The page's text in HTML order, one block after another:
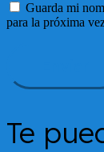
Guarda mi
para la próxima
Te